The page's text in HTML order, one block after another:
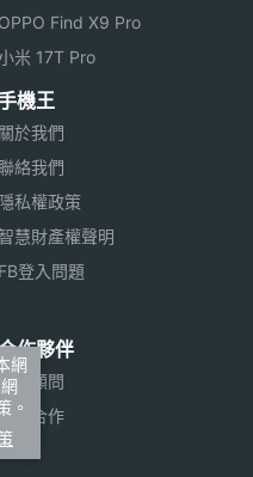
OPPO Find X9 Pro
小米 17T Pro
機王
關於我們
絡我們
隱私權政策
慧財產權聲明
FB登入問題
作夥伴
律顧問
體合作
網
。